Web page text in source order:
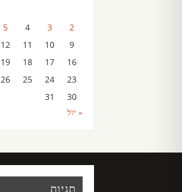
2
3
4
5
9
10
11
12
16
17
18
19
23
24
25
26
30
31
« יול
תגיות